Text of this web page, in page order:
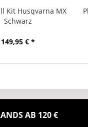
Kit Husqvarna MX
Schwarz
149,95 € *
AB 120 €